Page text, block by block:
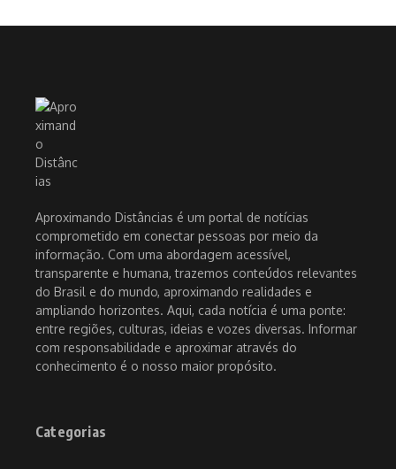
Aproximando Distâncias é um portal de notícias
comprometido em conectar pessoas por meio da
informação. Com uma abordagem acessível,
transparente e humana, trazemos conteúdos relevantes
do Brasil e do mundo, aproximando realidades e
ampliando horizontes. Aqui, cada notícia é uma ponte:
entre regiões, culturas, ideias e vozes diversas. Informar
com responsabilidade e aproximar através do
conhecimento é o nosso maior propósito.
Categorias